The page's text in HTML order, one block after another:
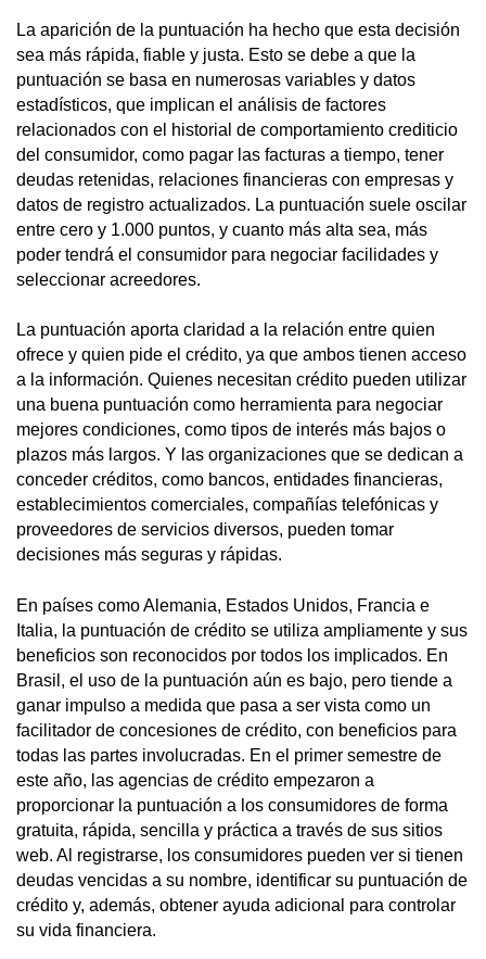
La aparición de la puntuación ha hecho que esta decisión
sea más rápida, fiable y justa. Esto se debe a que la
puntuación se basa en numerosas variables y datos
estadísticos, que implican el análisis de factores
relacionados con el historial de comportamiento crediticio
del consumidor, como pagar las facturas a tiempo, tener
deudas retenidas, relaciones financieras con empresas y
datos de registro actualizados. La puntuación suele oscilar
entre cero y 1.000 puntos, y cuanto más alta sea, más
poder tendrá el consumidor para negociar facilidades y
seleccionar acreedores.
La puntuación aporta claridad a la relación entre quien
ofrece y quien pide el crédito, ya que ambos tienen acceso
a la información. Quienes necesitan crédito pueden utilizar
una buena puntuación como herramienta para negociar
mejores condiciones, como tipos de interés más bajos o
plazos más largos. Y las organizaciones que se dedican a
conceder créditos, como bancos, entidades financieras,
establecimientos comerciales, compañías telefónicas y
proveedores de servicios diversos, pueden tomar
decisiones más seguras y rápidas.
En países como Alemania, Estados Unidos, Francia e
Italia, la puntuación de crédito se utiliza ampliamente y sus
beneficios son reconocidos por todos los implicados. En
Brasil, el uso de la puntuación aún es bajo, pero tiende a
ganar impulso a medida que pasa a ser vista como un
facilitador de concesiones de crédito, con beneficios para
todas las partes involucradas. En el primer semestre de
este año, las agencias de crédito empezaron a
proporcionar la puntuación a los consumidores de forma
gratuita, rápida, sencilla y práctica a través de sus sitios
web. Al registrarse, los consumidores pueden ver si tienen
deudas vencidas a su nombre, identificar su puntuación de
crédito y, además, obtener ayuda adicional para controlar
su vida financiera.